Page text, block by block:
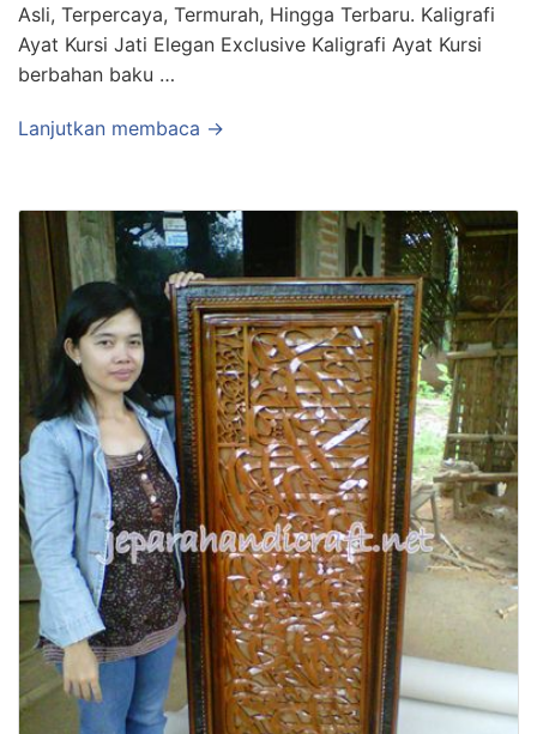
Asli, Terpercaya, Termurah, Hingga Terbaru. Kaligrafi
Ayat Kursi Jati Elegan Exclusive Kaligrafi Ayat Kursi
berbahan baku …
Lanjutkan membaca →